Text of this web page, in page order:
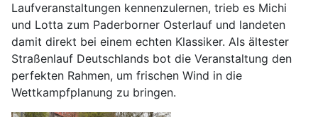
Laufveranstaltungen kennenzulernen, trieb es Michi
und Lotta zum Paderborner Osterlauf und landeten
damit direkt bei einem echten Klassiker. Als ältester
Straßenlauf Deutschlands bot die Veranstaltung den
perfekten Rahmen, um frischen Wind in die
Wettkampfplanung zu bringen.